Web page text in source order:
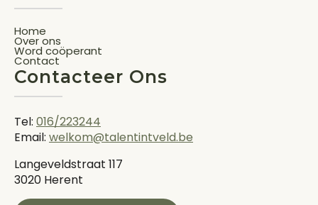
Home
Over ons
Word coöperant
Contact
Contacteer Ons
Tel: 016/223244
Email: welkom@talentintveld.be
Langeveldstraat 117
3020 Herent